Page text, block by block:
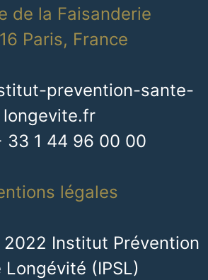
de la Faisanderie
Paris, France
prevention-sante-
longevite.fr
33 1 44 96 00 00
légales
Institut Prévention
Longévité (IPSL)